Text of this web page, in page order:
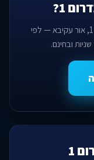
1?
קבלו הערכת שווי מיידית לנכס שלכם בדרום 1, אור עקיבא — לפי
ובחינם.
1